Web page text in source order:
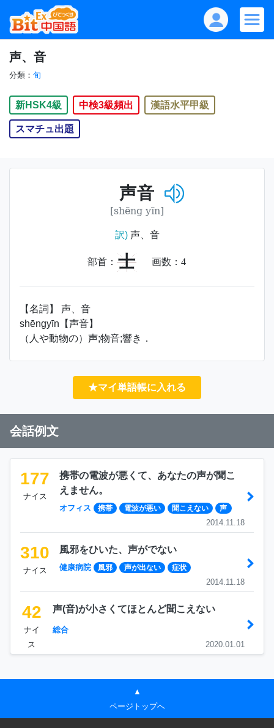
声、音
分類： 旬
新HSK4級 中検3級頻出 漢語水平甲級
スマチュ出題
声音
[shēng yīn]
訳)声、音
部首： 士 画数： 4
【名詞】 声、音
shēngyīn【声音】
（人や動物の）声;物音;響き．
★マイ単語帳に入れる
会話例文
177
ナイス
携帯の電波が悪くて、あなたの声が聞こ
えません。
オフィス 携帯 電波が悪い 聞こえない 声
2014.11.18
310
ナイス
風邪をひいた、声がでない
健康病院 風邪 声が出ない 症状
2014.11.18
42
ナイ
ス
声(音)が小さくてほとんど聞こえない
総合
2020.01.01
▲
ページトップへ